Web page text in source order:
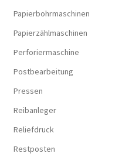
Papierbohrmaschinen
Papierzählmaschinen
Perforiermaschine
Postbearbeitung
Pressen
Reibanleger
Reliefdruck
Restposten